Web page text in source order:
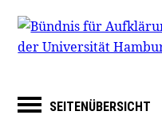
SEITENÜBERSICHT